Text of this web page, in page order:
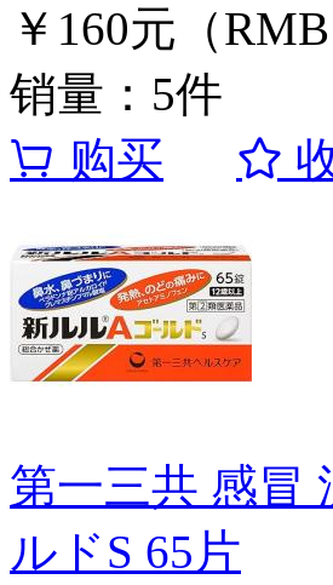
￥160元（RMB
销量：5件
购买
第一三共 感冒
ルドS 65片